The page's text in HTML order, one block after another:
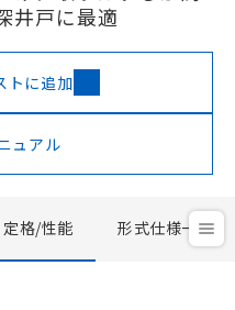
井戸に最適
トに追加
ュアル
定格/性能 形式仕様一覧